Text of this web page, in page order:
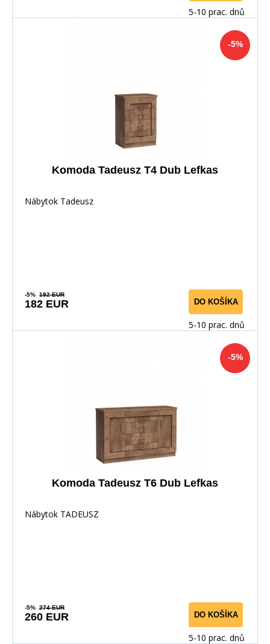
5-10 prac. dnů
-5%
Komoda Tadeusz T4 Dub Lefkas
Nábytok Tadeusz
-5% 192 EUR
182 EUR DO KOŠÍKA
5-10 prac. dnů
-5%
Komoda Tadeusz T6 Dub Lefkas
Nábytok TADEUSZ
-5% 274 EUR
260 EUR DO KOŠÍKA
5-10 prac. dnů